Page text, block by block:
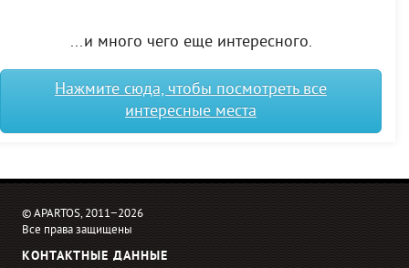
...и много чего еще интересного.
Нажмите сюда, чтобы посмотреть все
интересные места
© APARTOS, 2011−2026
Все права защищены
КОНТАКТНЫЕ ДАННЫЕ